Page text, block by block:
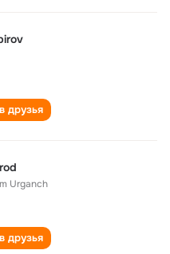
друзья
Urganch
друзья